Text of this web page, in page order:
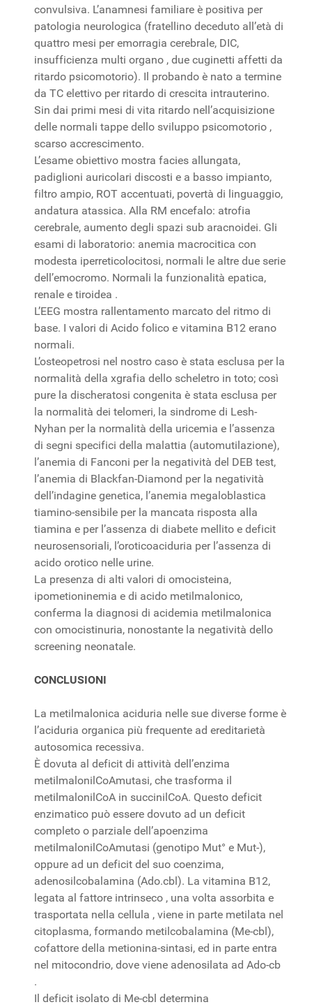
convulsiva. L’anamnesi familiare è positiva per
patologia neurologica (fratellino deceduto all’età di
quattro mesi per emorragia cerebrale, DIC,
insufficienza multi organo , due cuginetti affetti da
ritardo psicomotorio). Il probando è nato a termine
da TC elettivo per ritardo di crescita intrauterino.
Sin dai primi mesi di vita ritardo nell’acquisizione
delle normali tappe dello sviluppo psicomotorio ,
scarso accrescimento.
L’esame obiettivo mostra facies allungata,
padiglioni auricolari discosti e a basso impianto,
filtro ampio, ROT accentuati, povertà di linguaggio,
andatura atassica. Alla RM encefalo: atrofia
cerebrale, aumento degli spazi sub aracnoidei. Gli
esami di laboratorio: anemia macrocitica con
modesta iperreticolocitosi, normali le altre due serie
dell’emocromo. Normali la funzionalità epatica,
renale e tiroidea .
L’EEG mostra rallentamento marcato del ritmo di
base. I valori di Acido folico e vitamina B12 erano
normali.
L’osteopetrosi nel nostro caso è stata esclusa per la
normalità della xgrafia dello scheletro in toto; così
pure la discheratosi congenita è stata esclusa per
la normalità dei telomeri, la sindrome di Lesh-
Nyhan per la normalità della uricemia e l’assenza
di segni specifici della malattia (automutilazione),
l’anemia di Fanconi per la negatività del DEB test,
l’anemia di Blackfan-Diamond per la negatività
dell’indagine genetica, l’anemia megaloblastica
tiamino-sensibile per la mancata risposta alla
tiamina e per l’assenza di diabete mellito e deficit
neurosensoriali, l’oroticoaciduria per l’assenza di
acido orotico nelle urine.
La presenza di alti valori di omocisteina,
ipometioninemia e di acido metilmalonico,
conferma la diagnosi di acidemia metilmalonica
con omocistinuria, nonostante la negatività dello
screening neonatale.
CONCLUSIONI
La metilmalonica aciduria nelle sue diverse forme è
l’aciduria organica più frequente ad ereditarietà
autosomica recessiva.
È dovuta al deficit di attività dell’enzima
metilmalonilCoAmutasi, che trasforma il
metilmalonilCoA in succinilCoA. Questo deficit
enzimatico può essere dovuto ad un deficit
completo o parziale dell’apoenzima
metilmalonilCoAmutasi (genotipo Mut° e Mut-),
oppure ad un deficit del suo coenzima,
adenosilcobalamina (Ado.cbl). La vitamina B12,
legata al fattore intrinseco , una volta assorbita e
trasportata nella cellula , viene in parte metilata nel
citoplasma, formando metilcobalamina (Me-cbl),
cofattore della metionina-sintasi, ed in parte entra
nel mitocondrio, dove viene adenosilata ad Ado-cb
.
Il deficit isolato di Me-cbl determina